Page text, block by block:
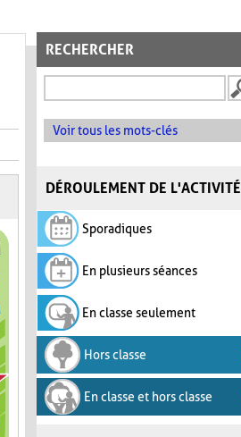
RECHERCHER
Voir tous les mots-clés
DÉROULEMENT DE L'ACTIVITÉ
Sporadiques
En plusieurs séances
En classe seulement
Hors classe
En classe et hors classe